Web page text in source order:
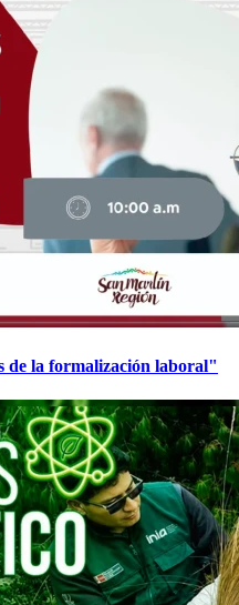
de la formalización laboral"